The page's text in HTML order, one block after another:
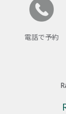
電話で予約